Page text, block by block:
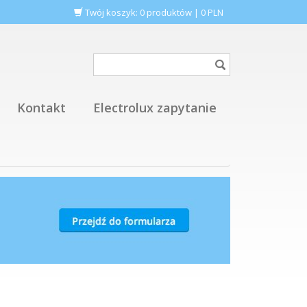
Twój koszyk: 0 produktów | 0 PLN
Kontakt Electrolux zapytanie